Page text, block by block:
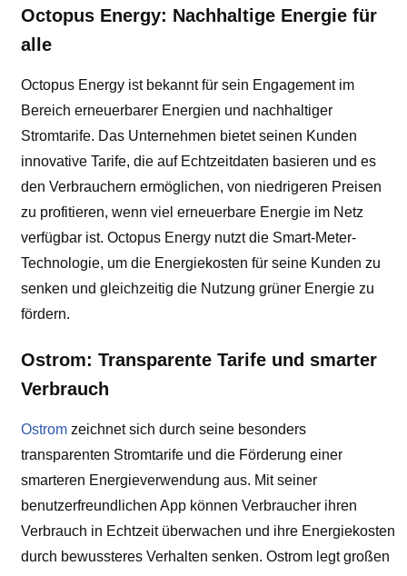
Octopus Energy: Nachhaltige Energie für
alle
Octopus Energy ist bekannt für sein Engagement im
Bereich erneuerbarer Energien und nachhaltiger
Stromtarife. Das Unternehmen bietet seinen Kunden
innovative Tarife, die auf Echtzeitdaten basieren und es
den Verbrauchern ermöglichen, von niedrigeren Preisen
zu profitieren, wenn viel erneuerbare Energie im Netz
verfügbar ist. Octopus Energy nutzt die Smart-Meter-
Technologie, um die Energiekosten für seine Kunden zu
senken und gleichzeitig die Nutzung grüner Energie zu
fördern.
Ostrom: Transparente Tarife und smarter
Verbrauch
Ostrom zeichnet sich durch seine besonders
transparenten Stromtarife und die Förderung einer
smarteren Energieverwendung aus. Mit seiner
benutzerfreundlichen App können Verbraucher ihren
Verbrauch in Echtzeit überwachen und ihre Energiekosten
durch bewussteres Verhalten senken. Ostrom legt großen